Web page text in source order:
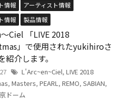
情報
アーティスト情報
情報
製品情報
Ciel 「LIVE 2018
」で使用されたyukihiroさ
紹介します。
L'Arc~en~Ciel, LIVE 2018
, Masters, PEARL, REMO, SABIAN,
ドーム